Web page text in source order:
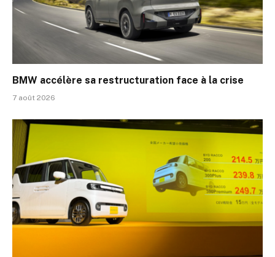
BMW accélère sa restructuration face à la crise
7 août 2026